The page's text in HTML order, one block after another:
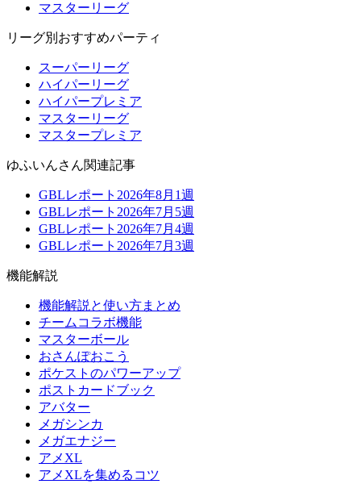
マスターリーグ
リーグ別おすすめパーティ
スーパーリーグ
ハイパーリーグ
ハイパープレミア
マスターリーグ
マスタープレミア
ゆふいんさん関連記事
GBLレポート2026年8月1週
GBLレポート2026年7月5週
GBLレポート2026年7月4週
GBLレポート2026年7月3週
機能解説
機能解説と使い方まとめ
チームコラボ機能
マスターボール
おさんぽおこう
ポケストのパワーアップ
ポストカードブック
アバター
メガシンカ
メガエナジー
アメXL
アメXLを集めるコツ